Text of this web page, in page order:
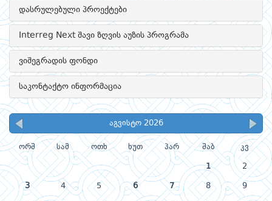
დასრულებული პროექტები
Interreg Next შავი ზღვის აუზის პროგრამა
ვიშეგრადის ფონდი
საკონტაქტო ინფორმაცია
აგვისტო 2026
ორშ სამ ოთხ ხუთ პარ შაბ კვ
1 2
3 4 5 6 7 8 9